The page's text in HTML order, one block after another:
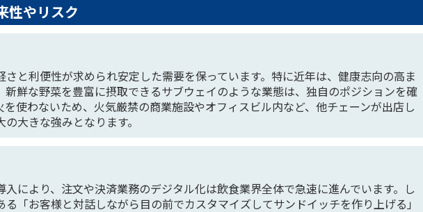
性やリスク
と利便性が求められ安定した需要を保っています。特に近年は、健康志向の高ま
新鮮な野菜を豊富に摂取できるサブウェイのような業態は、独自のポジションを確
使わないため、火気厳禁の商業施設やオフィスビル内など、他チェーンが出店し
大きな強みとなります。
により、注文や決済業務のデジタル化は飲食業界全体で急速に進んでいます。し
「お客様と対話しながら目の前でカスタマイズしてサンドイッチを作り上げる」